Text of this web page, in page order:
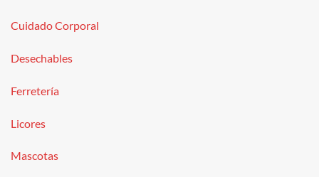
Cuidado Corporal
Desechables
Ferretería
Licores
Mascotas